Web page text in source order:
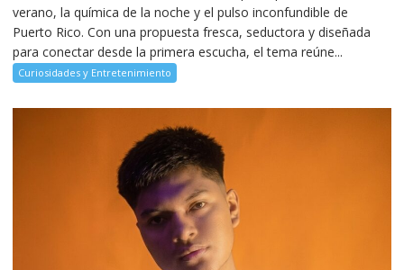
verano, la química de la noche y el pulso inconfundible de
Puerto Rico. Con una propuesta fresca, seductora y diseñada
para conectar desde la primera escucha, el tema reúne...
Curiosidades y Entretenimiento